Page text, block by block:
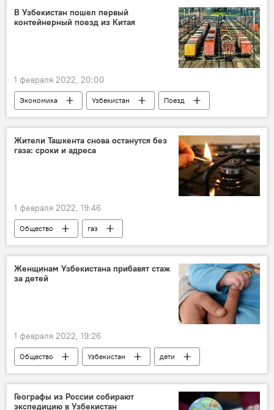
В Узбекистан пошел первый
контейнерный поезд из Китая
1 февраля 2022, 20:00
Экономика Узбекистан
Поезд
Китай
Жители Ташкента снова останутся без
газа: сроки и адреса
1 февраля 2022, 19:46
Общество газ
Женщинам Узбекистана прибавят стаж
за детей
1 февраля 2022, 19:26
Общество Узбекистан
дети
стаж
женщины
Географы из России собирают
экспедицию в Узбекистан